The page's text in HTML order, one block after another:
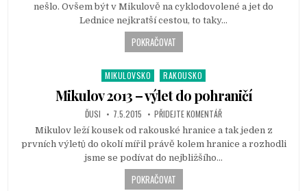
d
nešlo. Ovšem být v Mikulově na cyklodovolené a jet do
Lednice nejkratší cestou, to taky…
POKRAČOVAT
P
s
e
d
i
MIKULOVSKO RAKOUSKO
Mikulov 2013 – výlet do pohraničí
ĎUSI 7.5.2015 PŘIDEJTE KOMENTÁŘ
Mikulov leží kousek od rakouské hranice a tak jeden z
prvních výletů do okolí mířil právě kolem hranice a rozhodli
jsme se podívat do nejbližšího…
POKRAČOVAT